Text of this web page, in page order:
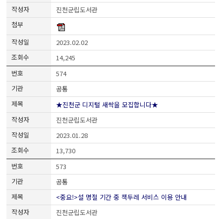
진천군립도서관
2023.02.02
14,245
574
공통
★진천군 디지털 새싹을 모집합니다★
진천군립도서관
2023.01.28
13,730
573
공통
<중요!>설 명절 기간 중 책두레 서비스 이용 안내
진천군립도서관